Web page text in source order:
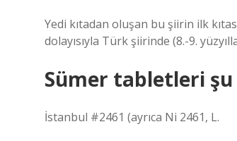
Yedi kıtadan oluşan bu şiirin ilk
dolayısıyla Türk şiirinde (8.-9.
Sümer tabletleri şu
İstanbul #2461 (ayrıca Ni 2461, L.